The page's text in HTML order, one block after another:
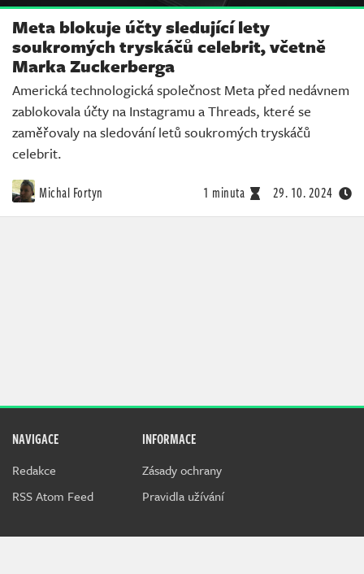
Meta blokuje účty sledující lety
soukromých tryskáčů celebrit, včetně
Marka Zuckerberga
Americká technologická společnost Meta před nedávnem
zablokovala účty na Instagramu a Threads, které se
zaměřovaly na sledování letů soukromých tryskáčů
celebrit.
Michal Fortyn 1 minuta 29. 10. 2024
NAVIGACE
Redakce
RSS Atom Feed
INFORMACE
Zásady ochrany
Pravidla užívání